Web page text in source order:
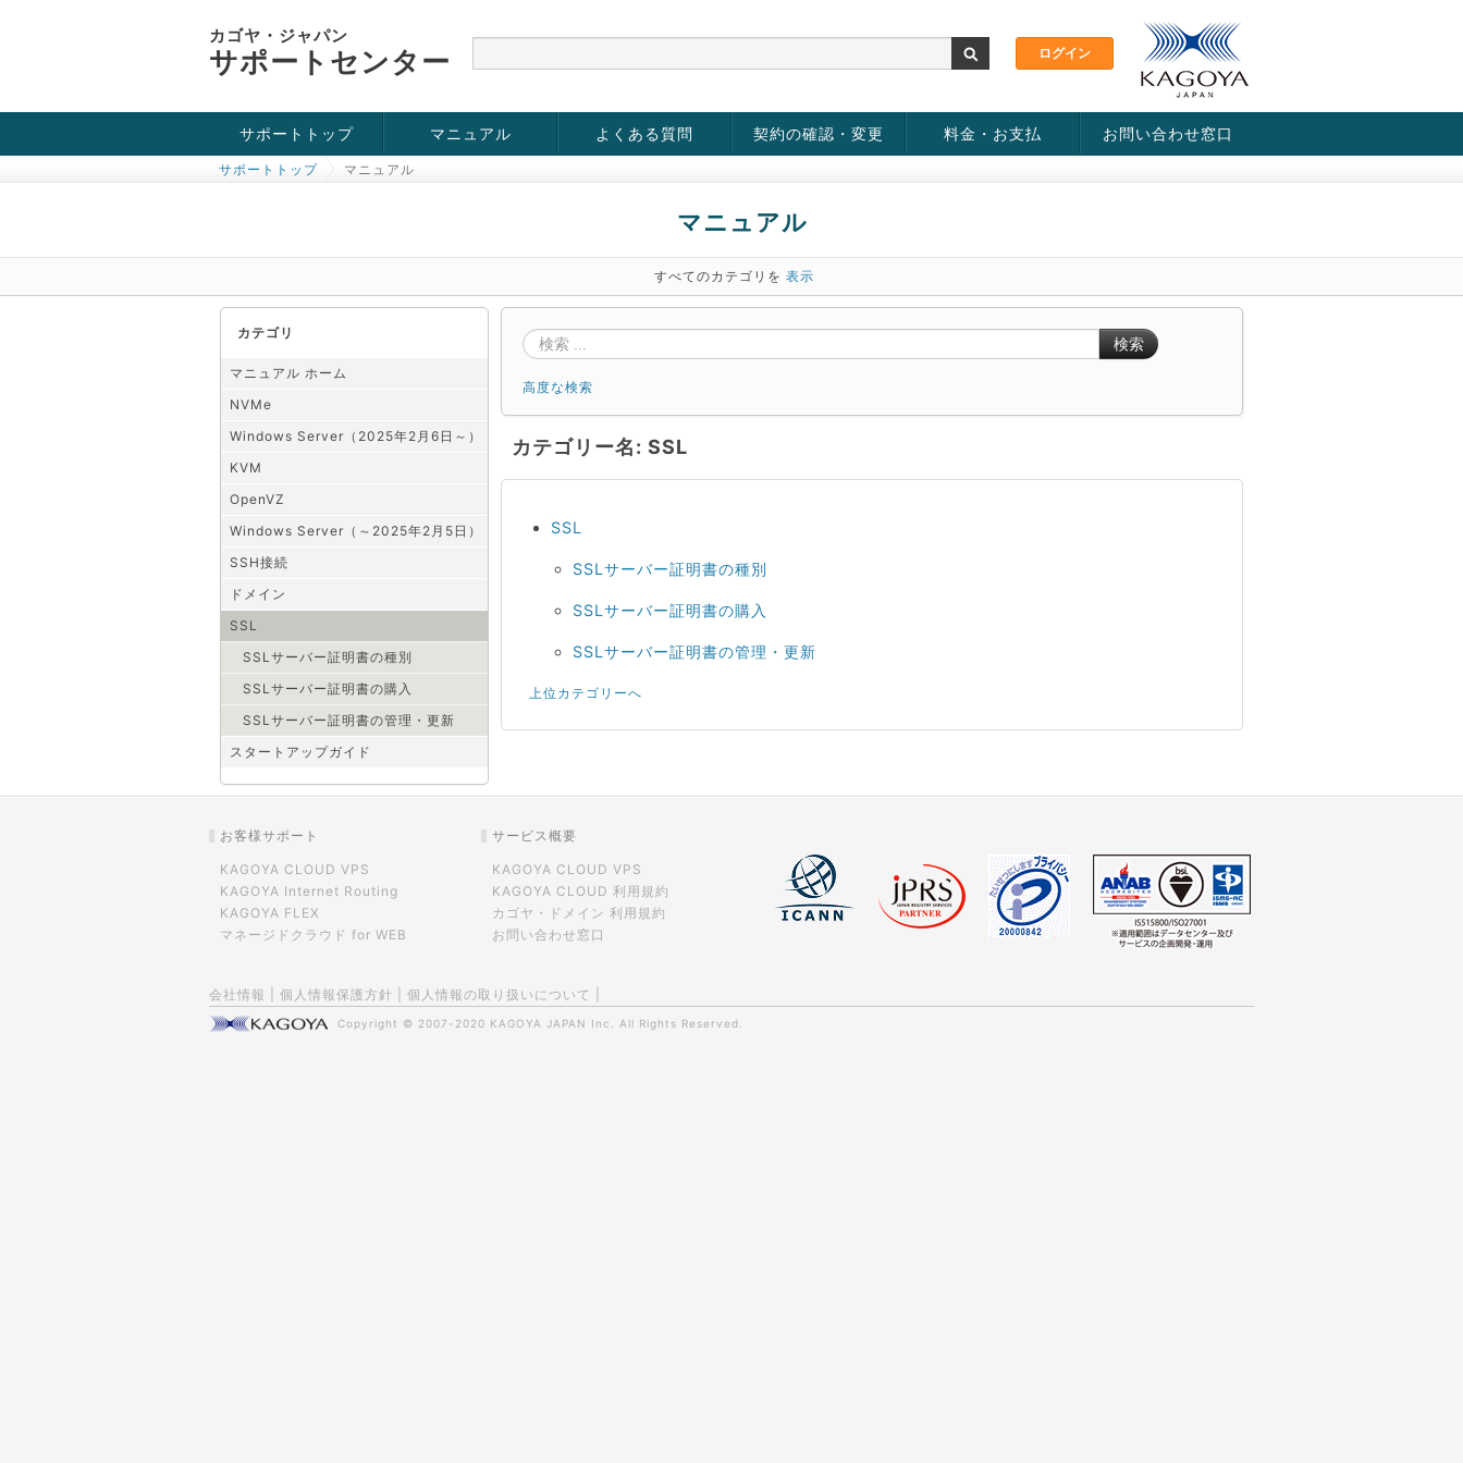
カゴヤ・ジャパン
サポートセンター
サポートトップ
お役立ち情報
チュートリアル
障害・メンテナンス情報
マニュアル
KVM
OpenVZ
Windows Server
SSH接続
ドメイン
SSL
よくある質問 契約の確認・変更 料金・お支払 お問い合わせ窓口
サポートトップ マニュアル
マニュアル
すべてのカテゴリを 表示
カテゴリ
マニュアル ホーム
NVMe
Windows Server（2025年2月6日～）
KVM
OpenVZ
Windows Server（～2025年2月5日）
SSH接続
ドメイン
SSL
SSLサーバー証明書の種別
SSLサーバー証明書の購入
SSLサーバー証明書の管理・更新
スタートアップガイド
検索
高度な検索
カテゴリー名: SSL
SSL
SSLサーバー証明書の種別
SSLサーバー証明書の購入
SSLサーバー証明書の管理・更新
上位カテゴリーへ
お客様サポート
KAGOYA CLOUD VPS
KAGOYA Internet Routing
KAGOYA FLEX
マネージドクラウド for WEB
サービス概要
KAGOYA CLOUD VPS
KAGOYA CLOUD 利用規約
カゴヤ・ドメイン 利用規約
お問い合わせ窓口
会社情報 個人情報保護方針 個人情報の取り扱いについて
Copyright © 2007-2020 KAGOYA JAPAN Inc. All Rights Reserved.